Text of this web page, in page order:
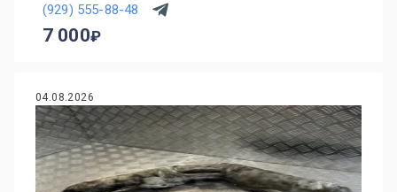
(929) 555-88-48
7 000
04.08.2026